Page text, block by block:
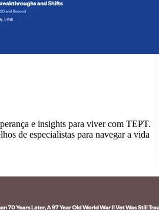
e insights para viver com TEPT.
de especialistas para navegar a vida